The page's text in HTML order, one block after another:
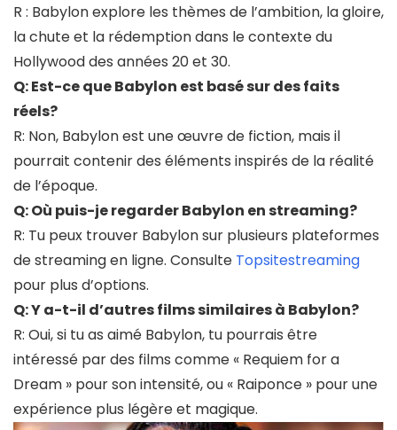
R : Babylon explore les thèmes de l’ambition, la gloire,
la chute et la rédemption dans le contexte du
Hollywood des années 20 et 30.
Q: Est-ce que Babylon est basé sur des faits
réels?
R: Non, Babylon est une œuvre de fiction, mais il
pourrait contenir des éléments inspirés de la réalité
de l’époque.
Q: Où puis-je regarder Babylon en streaming?
R: Tu peux trouver Babylon sur plusieurs plateformes
de streaming en ligne. Consulte Topsitestreaming
pour plus d’options.
Q: Y a-t-il d’autres films similaires à Babylon?
R: Oui, si tu as aimé Babylon, tu pourrais être
intéressé par des films comme « Requiem for a
Dream » pour son intensité, ou « Raiponce » pour une
expérience plus légère et magique.